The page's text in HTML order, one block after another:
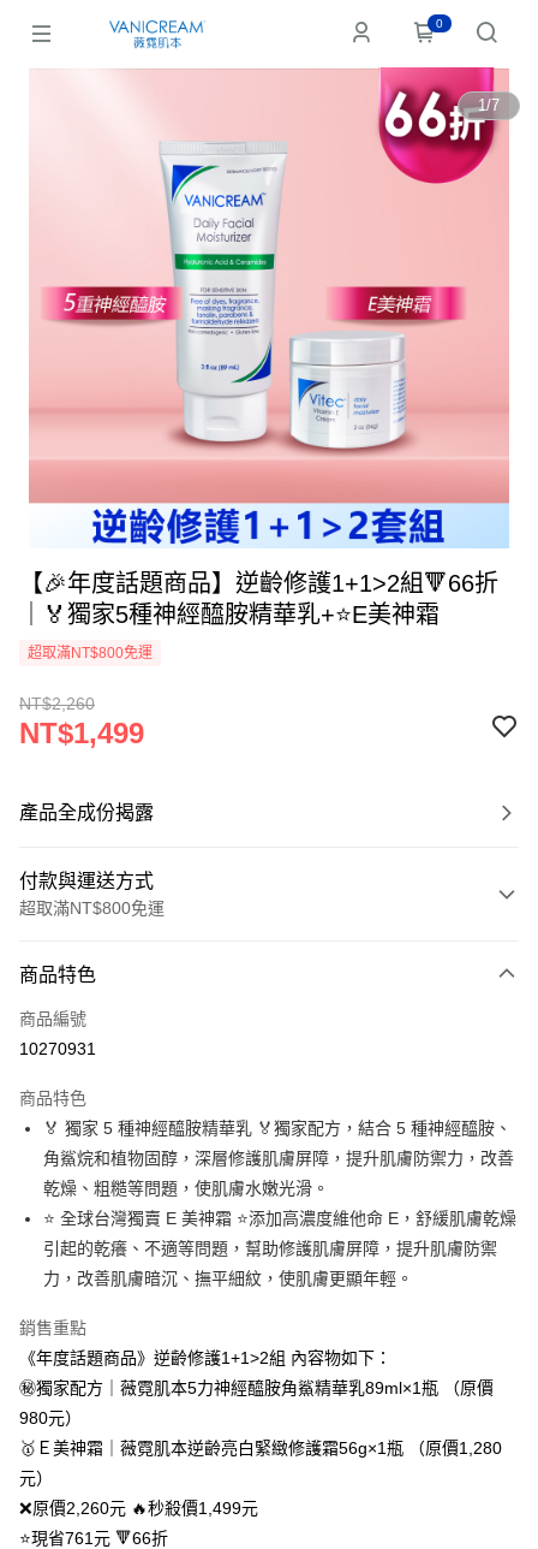
0
1/7
【🎉年度話題商品】逆齡修護1+1>2組🔻66折
｜🏅獨家5種神經醯胺精華乳+⭐E美神霜
超取滿NT$800免運
NT$2,260
NT$1,499
產品全成份揭露
付款與運送方式
超取滿NT$800免運
信用卡一次付款
信用卡分期付款
合作金庫商業銀行
華南商業銀行
彰化商業銀行
上海商業儲蓄銀行
台北富邦商業銀行
國泰世華商業銀行
兆豐國際商業銀行
臺灣中小企業銀行
台中商業銀行
匯豐（台灣）商業銀行
華泰商業銀行
聯邦商業銀行
遠東國際商業銀行
元大商業銀行
永豐商業銀行
台新國際商業銀行
台灣樂天信用卡公司
6 期 0 利率 每期
華南商業銀行
彰化商業銀行
上海商業儲蓄銀行
台北富邦商業銀行
國泰世華商業銀行
兆豐國際商業銀行
臺灣中小企業銀行
台中商業銀行
匯豐（台灣）商業銀行
華泰商業銀行
元大商業銀行
玉山商業銀行
星展（台灣）商業銀行
中國信託商業銀行
台灣樂天信用卡公司
超商取貨付款
LINE Pay
Apple Pay
街口支付
悠遊付
ATM付款
運送方式
商品特色
商品編號
10270931
商品特色
🏅 獨家 5 種神經醯胺精華乳 🏅獨家配方，結合 5 種神經醯胺、
角鯊烷和植物固醇，深層修護肌膚屏障，提升肌膚防禦力，改善
乾燥、粗糙等問題，使肌膚水嫩光滑。
⭐ 全球台灣獨賣 E 美神霜 ⭐添加高濃度維他命 E，舒緩肌膚乾燥
引起的乾癢、不適等問題，幫助修護肌膚屏障，提升肌膚防禦
力，改善肌膚暗沉、撫平細紋，使肌膚更顯年輕。
銷售重點
《年度話題商品》逆齡修護1+1>2組 內容物如下：
㊙️獨家配方｜薇霓肌本5力神經醯胺角鯊精華乳89ml×1瓶 （原價
980元）
🥇Ｅ美神霜｜薇霓肌本逆齡亮白緊緻修護霜56g×1瓶 （原價1,280
元）
❌原價2,260元 🔥秒殺價1,499元
⭐現省761元 🔻66折